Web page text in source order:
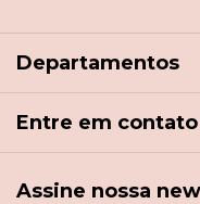
Departamentos
Entre em contato
Assine nossa